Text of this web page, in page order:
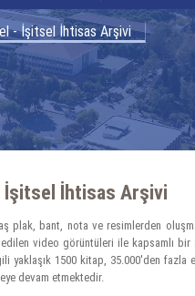
- İşitsel İhtisas Arşivi
İşitsel İhtisas Arşivi
plak, bant, nota ve resimlerden
video görüntüleri ile kapsamlı
yaklaşık 1500 kitap, 35.000'den
devam etmektedir.